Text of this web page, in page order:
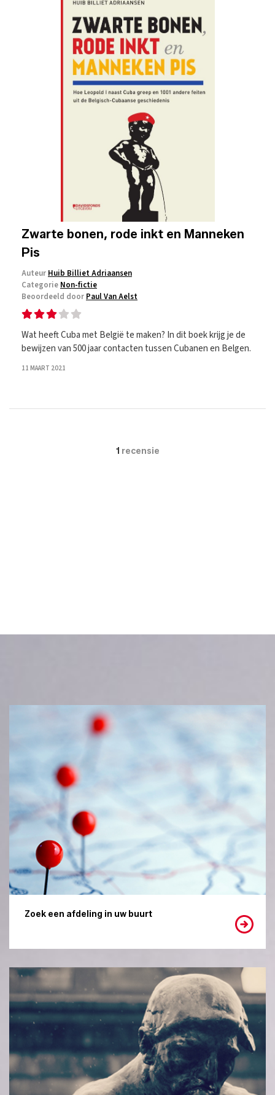
Zwarte bonen, rode inkt en Manneken
Pis
Auteur Huib Billiet Adriaansen
Categorie Non-fictie
Beoordeeld door Paul Van Aelst
Wat heeft Cuba met België te maken? In dit boek krijg je de
bewijzen van 500 jaar contacten tussen Cubanen en Belgen.
11 MAART 2021
1 recensie
Zoek een afdeling in uw buurt